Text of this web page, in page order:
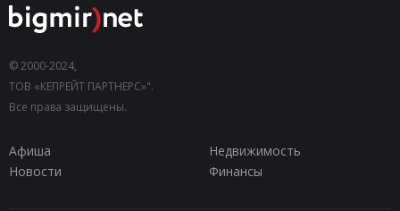
© 2000-2024,
ТОВ «КЕПРЕЙТ ПАРТНЕРС»".
Все права защищены.
Афиша
Недвижимость
Новости
Финансы